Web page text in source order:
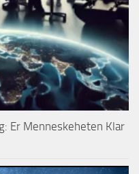
Er Menneskeheten Klar